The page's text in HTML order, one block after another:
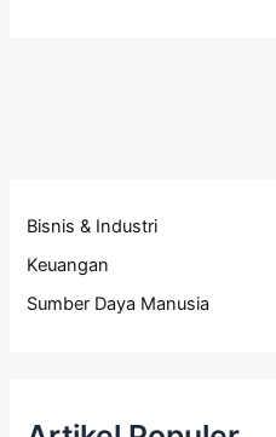
Bisnis & Industri
Keuangan
Sumber Daya Manusia